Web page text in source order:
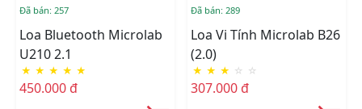
Đã bán: 257
Loa Bluetooth Microlab
U210 2.1
★ ★ ★ ★ ★
450.000 đ
Đã bán: 289
Loa Vi Tính Microlab B26
(2.0)
★ ★ ★ ☆ ☆
307.000 đ